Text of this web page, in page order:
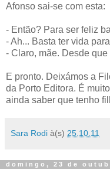
Afonso sai-se com esta:
- Então? Para ser feliz
- Ah... Basta ter vida
- Claro, mãe. Desde
E pronto. Deixámos a
da Porto Editora. É
ainda saber que tenho
Sara Rodi à(s) 25.10.11
domingo, 23 de